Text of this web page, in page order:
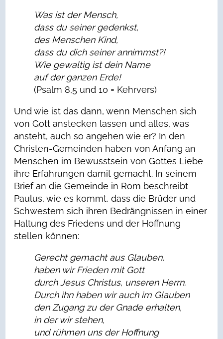
Was ist der Mensch,
dass du seiner gedenkst,
des Menschen Kind,
dass du dich seiner annimmst?!
Wie gewaltig ist dein Name
auf der ganzen Erde!
(Psalm 8,5 und 10 = Kehrvers)
Und wie ist das dann, wenn Menschen sich
von Gott anstecken lassen und alles, was
ansteht, auch so angehen wie er? In den
Christen-Gemeinden haben von Anfang an
Menschen im Bewusstsein von Gottes Liebe
ihre Erfahrungen damit gemacht. In seinem
Brief an die Gemeinde in Rom beschreibt
Paulus, wie es kommt, dass die Brüder und
Schwestern sich ihren Bedrängnissen in einer
Haltung des Friedens und der Hoffnung
stellen können:
Gerecht gemacht aus Glauben,
haben wir Frieden mit Gott
durch Jesus Christus, unseren Herrn.
Durch ihn haben wir auch im Glauben
den Zugang zu der Gnade erhalten,
in der wir stehen,
und rühmen uns der Hoffnung